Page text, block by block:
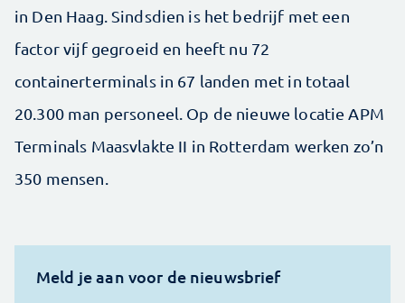
in Den Haag. Sindsdien is het bedrijf met een
factor vijf gegroeid en heeft nu 72
containerterminals in 67 landen met in totaal
20.300 man personeel. Op de nieuwe locatie APM
Terminals Maasvlakte II in Rotterdam werken zo’n
350 mensen.
Meld je aan voor de nieuwsbrief